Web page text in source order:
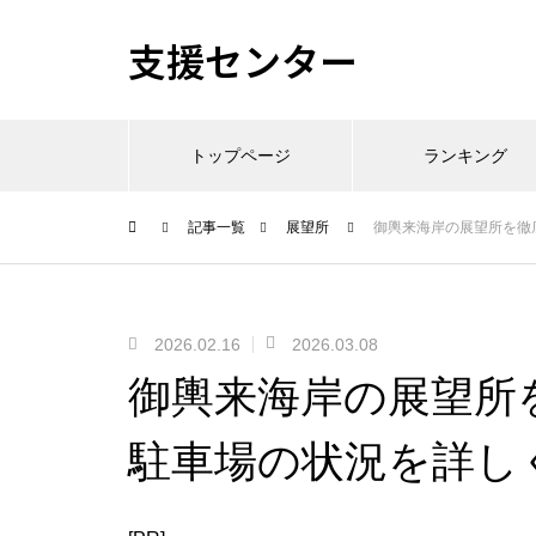
支援センター
トップページ ランキング
記事一覧 展望所 御輿来海岸の展望所を
2026.02.16 2026.03.08
御輿来海岸の展望所
駐車場の状況を詳し